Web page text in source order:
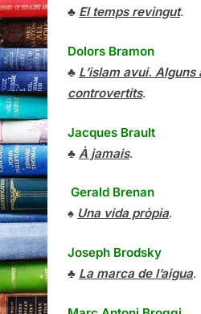
♣ El temps revingut.
Dolors Bramon
♣ L’islam avui. Alguns
controvertits.
Jacques Brault
♣ À jamais.
Gerald Brenan
♠ Una vida pròpia.
Joseph Brodsky
♣ La marca de l’aigua.